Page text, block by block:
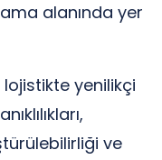
alanında yer
yenilikçi
ve